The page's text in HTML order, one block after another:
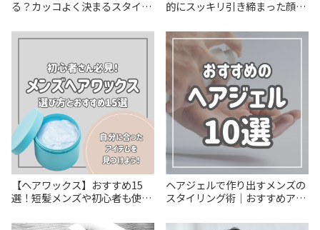
る？カッコよく決まるスタイリ
的にスッキリ引き締まった顔を
【ヘアワックス】おすすめ15
選！短髪メンズや初心者も使い
ヘアジェルで作り出すメンズの
スタイリング術｜おすすめアイ